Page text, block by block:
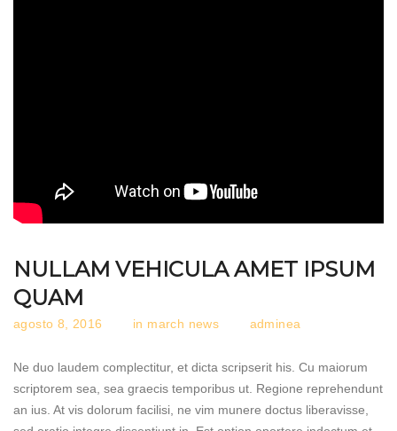
NULLAM VEHICULA AMET IPSUM
QUAM
agosto 8, 2016 in march news adminea
Ne duo laudem complectitur, et dicta scripserit his. Cu maiorum
scriptorem sea, sea graecis temporibus ut. Regione reprehendunt
an ius. At vis dolorum facilisi, ne vim munere doctus liberavisse,